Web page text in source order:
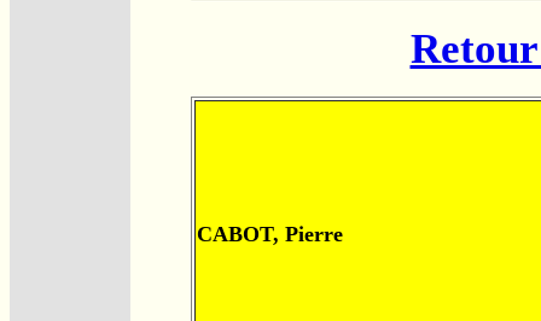
CABOT, Pierre